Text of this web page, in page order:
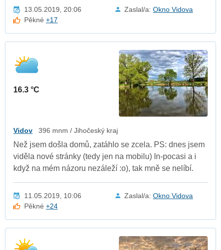
13.05.2019, 20:06 Zaslal/a: Okno Vidova
Pěkné+17
16.3 °C
Vidov 396 mnm / Jihočeský kraj
Než jsem došla domů, zatáhlo se zcela. PS: dnes jsem
viděla nové stránky (tedy jen na mobilu) In-pocasi a i
když na mém názoru nezáleží :o), tak mně se nelíbí.
11.05.2019, 10:06 Zaslal/a: Okno Vidova
Pěkné+24